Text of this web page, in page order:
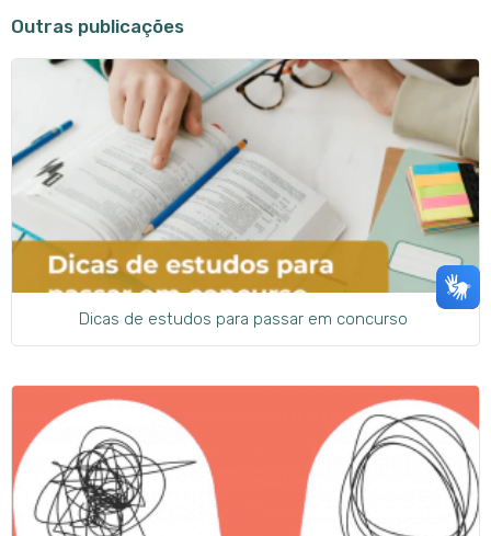
Outras publicações
Dicas de estudos para passar em concurso